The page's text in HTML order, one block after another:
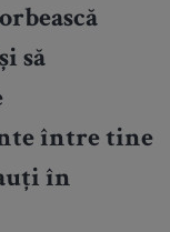
să
între tine
în